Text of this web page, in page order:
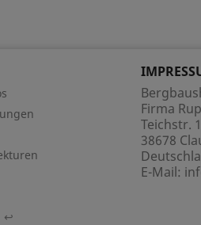
↩
Firma
Teichstr.
38678
E-Mail: